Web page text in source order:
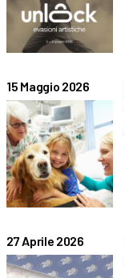
15 Maggio 2026
27 Aprile 2026